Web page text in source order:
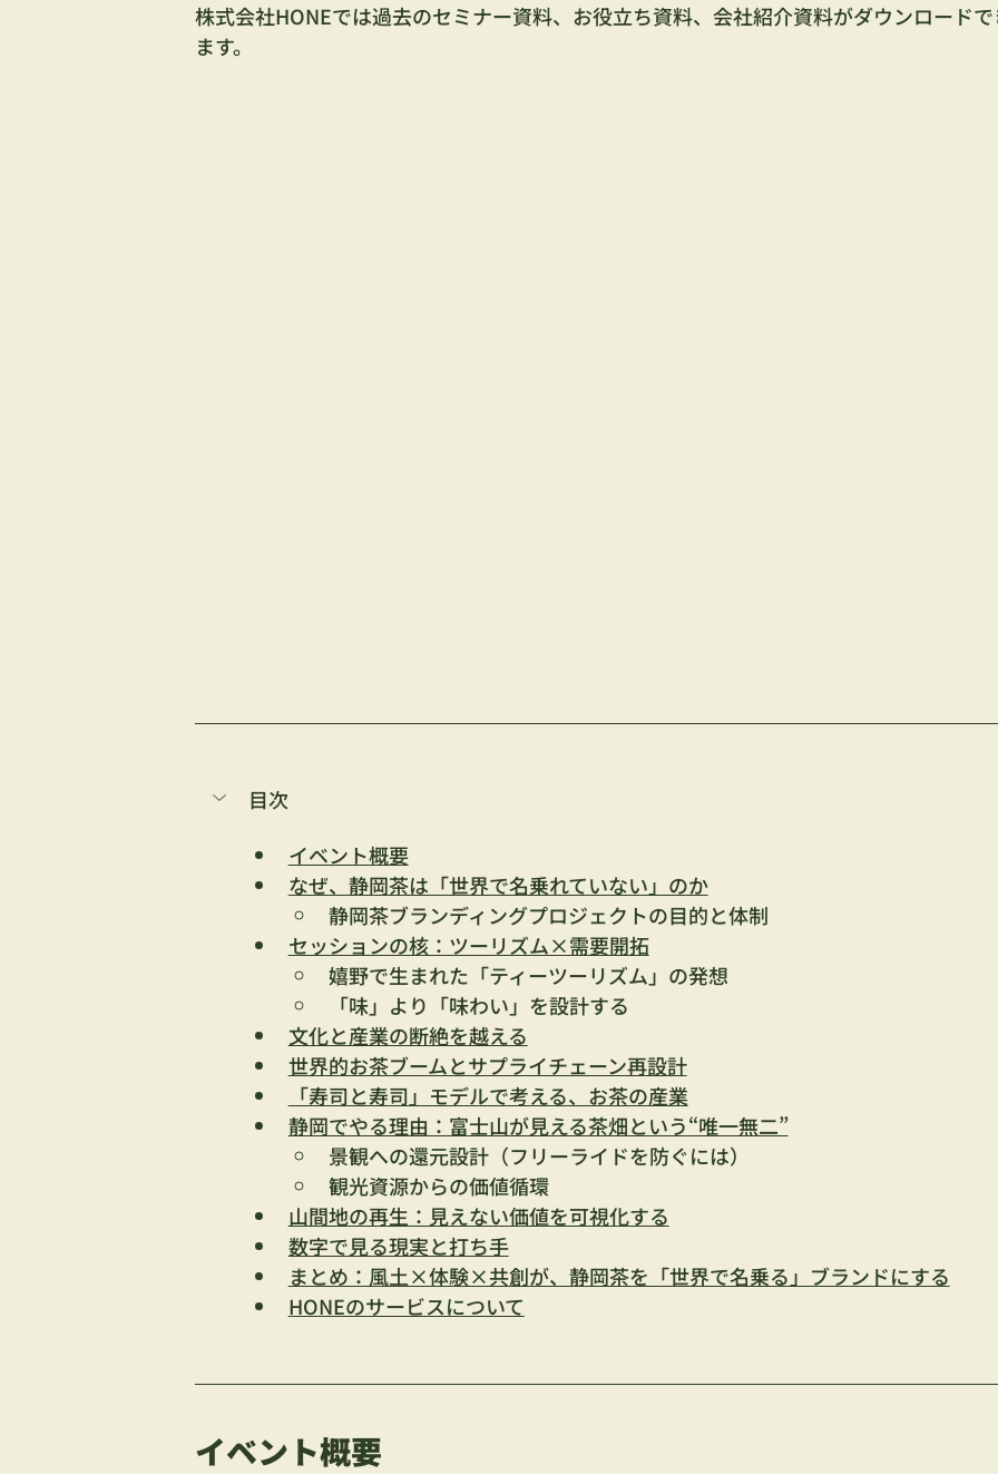
株式会社HONEでは過去のセミナー資料、お役立ち資料、会社紹介資料がダウンロード
ます。
目次
イベント概要
なぜ、静岡茶は「世界で名乗れていない」のか
静岡茶ブランディングプロジェクトの目的と体制
セッションの核：ツーリズム×需要開拓
嬉野で生まれた「ティーツーリズム」の発想
「味」より「味わい」を設計する
文化と産業の断絶を越える
世界的お茶ブームとサプライチェーン再設計
「寿司と寿司」モデルで考える、お茶の産業
静岡でやる理由：富士山が見える茶畑という“唯一無二”
景観への還元設計（フリーライドを防ぐには）
観光資源からの価値循環
山間地の再生：見えない価値を可視化する
数字で見る現実と打ち手
まとめ：風土×体験×共創が、静岡茶を「世界で名乗る」ブランドにする
HONEのサービスについて
イベント概要